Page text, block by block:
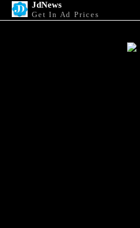
JdNews
Get In Ad Prices